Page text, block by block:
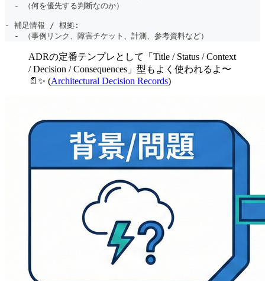
-
（何を優先する判断なのか）
-
補足情報 / 根拠:
-
（事例リンク、障害チケット、計測、参考資料など）
ADRの定番テンプレとして「Title / Status / Context
/ Decision / Consequences」型もよく使われるよ〜
📄✨ (Architectural Decision Records)